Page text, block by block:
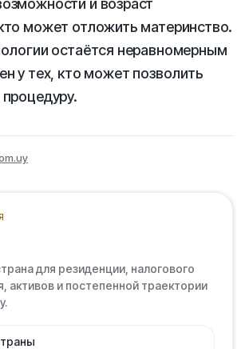
и возраст
может отложить материнство.
остаётся неравномерным
у тех, кто может позволить
для резиденции, налогового
активов и постепенной траектории